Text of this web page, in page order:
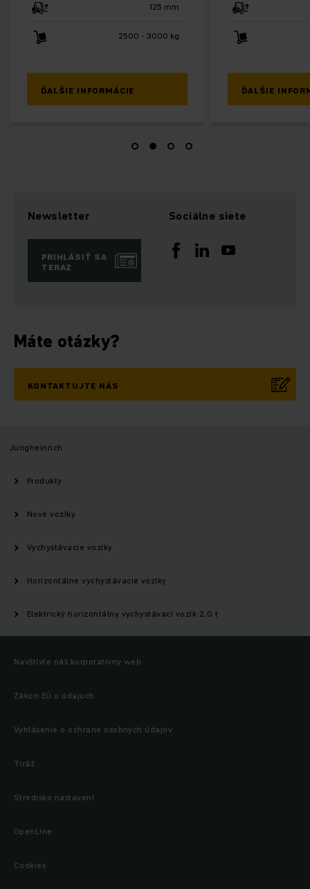
125 mm
2500 - 3000 kg
ĎALŠIE INFORMÁCIE ĎALŠIE
Newsletter
PRIHLÁSIŤ SA
TERAZ
Sociálne siete
Máte otázky?
KONTAKTUJTE NÁS
Jungheinrich
Produkty
Nové vozíky
Vychystávacie vozíky
Horizontálne vychystávacie vozíky
Elektrický horizontálny vychystávací vozík 2,0 t
Navštívte náš korporatívny web
Zákon EÚ o údajoch
Vyhlásenie o ochrane osobných údajov
Tiráž
Stredisko nastavení
OpenLine
Cookies